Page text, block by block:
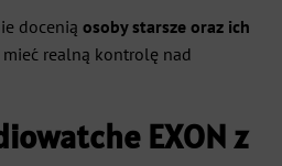
docenią osoby starsze oraz ich
mieć realną kontrolę nad
EXON z